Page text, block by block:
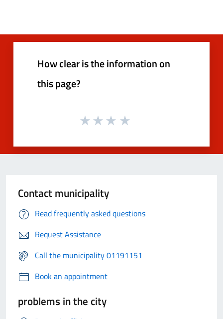
How clear is the information on
this page?
Contact municipality
Read frequently asked questions
Request Assistance
Call the municipality 01191151
Book an appointment
problems in the city